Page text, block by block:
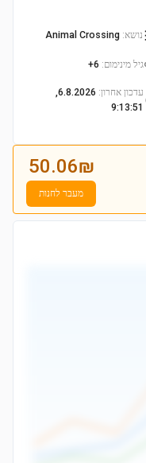
נושא:
Animal Crossing
גיל מינימום:
6+
עדכון אחרון:
6.8.2026,
9:13:51
50.06₪
מעבר לחנות